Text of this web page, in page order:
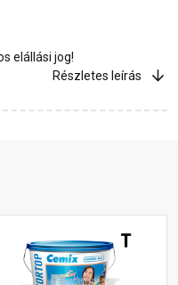
elállási jog!
Részletes leírás